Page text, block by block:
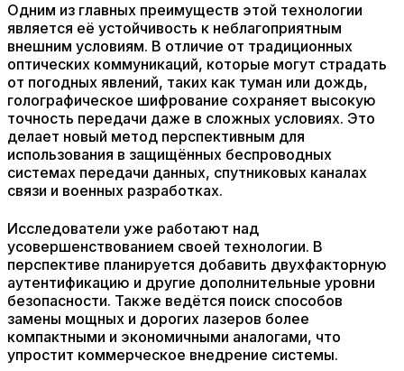
Одним из главных преимуществ этой технологии
является её устойчивость к неблагоприятным
внешним условиям. В отличие от традиционных
оптических коммуникаций, которые могут страдать
от погодных явлений, таких как туман или дождь,
голографическое шифрование сохраняет высокую
точность передачи даже в сложных условиях. Это
делает новый метод перспективным для
использования в защищённых беспроводных
системах передачи данных, спутниковых каналах
связи и военных разработках.
Исследователи уже работают над
усовершенствованием своей технологии. В
перспективе планируется добавить двухфакторную
аутентификацию и другие дополнительные уровни
безопасности. Также ведётся поиск способов
замены мощных и дорогих лазеров более
компактными и экономичными аналогами, что
упростит коммерческое внедрение системы.